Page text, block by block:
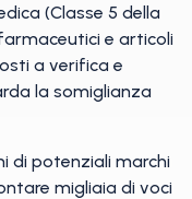
(Classe 5 della
e articoli
a verifica e
la somiglianza
di potenziali marchi
migliaia di voci